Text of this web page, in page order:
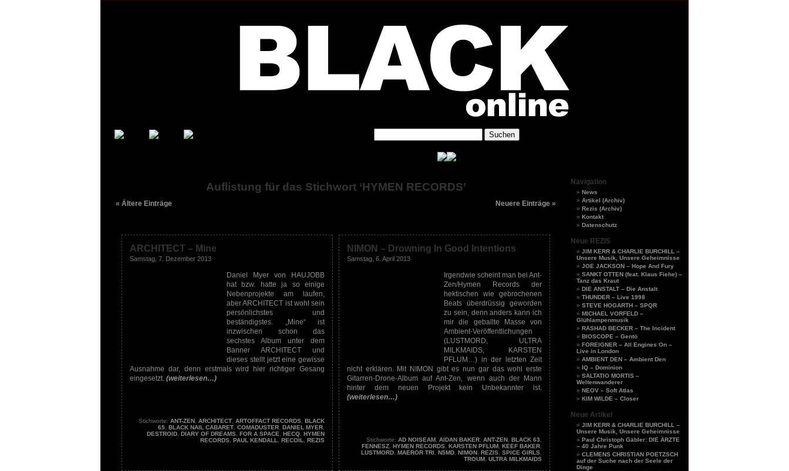
Auflistung für das Stichwort ‘HYMEN RECORDS’
« Ältere Einträge Neuere Einträge »
ARCHITECT – Mine
Samstag, 7. Dezember 2013
Daniel Myer von HAUJOBB
hat bzw. hatte ja so einige
Nebenprojekte am laufen,
aber ARCHITECT ist wohl sein
persönlichstes und
beständigstes. „Mine“ ist
inzwischen schon das
sechstes Album unter dem
Banner ARCHITECT und
dieses stellt jetzt eine gewisse
Ausnahme dar, denn erstmals wird hier richtiger Gesang
eingesetzt. (weiterlesen…)
Stichworte: ANT-ZEN ARCHITECT ARTOFFACT RECORDS BLACK
65 BLACK NAIL CABARET COMADUSTER DANIEL MYER
DESTROID DIARY OF DREAMS FOR A SPACE HECQ HYMEN
RECORDS PAUL KENDALL RECOIL REZIS
NIMON – Drowning In Good Intentions
Samstag, 6. April 2013
Irgendwie scheint man bei Ant-
Zen/Hymen Records der
hektischen wie gebrochenen
Beats überdrüssig geworden
zu sein, denn anders kann ich
mir die geballte Masse von
Ambient-Veröffentlichungen
(LUSTMORD, ULTRA
MILKMAIDS, KARSTEN
PFLUM…) in der letzten Zeit
nicht erklären. Mit NIMON gibt es nun gar das wohl erste
Gitarren-Drone-Album auf Ant-Zen, wenn auch der Mann
hinter dem neuen Projekt kein Unbekannter ist.
(weiterlesen…)
Stichworte: AD NOISEAM AIDAN BAKER ANT-ZEN BLACK 63
FENNESZ HYMEN RECORDS KARSTEN PFLUM KEEF BAKER
LUSTMORD MAEROR TRI N5MD NIMON REZIS SPICE GIRLS
TROUM ULTRA MILKMAIDS
Navigation
News
Artikel (Archiv)
Rezis (Archiv)
Kontakt
Datenschutz
Neue REZIS
JIM KERR & CHARLIE BURCHILL –
Unsere Musik, Unsere Geheimnisse
JOE JACKSON – Hope And Fury
SANKT OTTEN (feat. Klaus Fiehe) –
Tanz das Kraut
DIE ANSTALT – Die Anstalt
THUNDER – Live 1998
STEVE HOGARTH – SPQR
MICHAEL VORFELD –
Glühlampenmusik
RASHAD BECKER – The Incident
BIOSCOPE – Gentö
FOREIGNER – All Engines On –
Live in London
AMBIENT DEN – Ambient Den
IQ – Dominion
SALTATIO MORTIS –
Weltenwanderer
NEOV – Soft Atlas
KIM WILDE – Closer
Neue Artikel
JIM KERR & CHARLIE BURCHILL –
Unsere Musik, Unsere Geheimnisse
Paul Christoph Gäbler: DIE ÄRZTE
– 40 Jahre Punk
CLEMENS CHRISTIAN POETZSCH
auf der Suche nach der Seele der
Dinge